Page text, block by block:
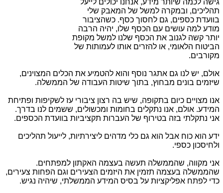
גישה לכמה שיותר מידע, אנחנו יכולים לייעל
תהליכים, ובמקרה למשל של המאבק שלי
בוועדת כספים, גם לחסוך כסף. כשהציבור
מודע למה עושים עם הכסף שלו, יהיה הרבה
יותר קשה לגנוב את הכסף שלנו למשל מקופת
הביטוח הלאומי, או להזרים אותו לעמותות של
מקורבים.
אולם, יש לנו גם אתגר נוסף והוא להטמיע את הכלים המצוינים,
שיזמים בונים מבחוץ, בתוך שיטות העבודה של הממשלה.
אנו מצויים כיום בתקופה, שיש בה רצון ציבורי עז לשקיפות ופתיחת
המידע. אולם, אנו נתקלים בחומות ומכשולים, ששמים לנו בדרך.
אני נתקלתי בזה בטירוף של העברות תקציביות בוועדת הכספים.
ידע הוא כוח אבל הוא גם כלי מדהים ליצירתיות, לייעול תהליכים
ולחיסכון כספי.
אני מקווה, שהממשלה תעשה בעצמה האקתון למפתחים.
שהממשלה בעצמה תזמין את היזמים הצעירים וגם הפחות צעירים,
כדי לפתח אפליקציות על בסיס המידע הממשלתי, שיהיה נגיש.